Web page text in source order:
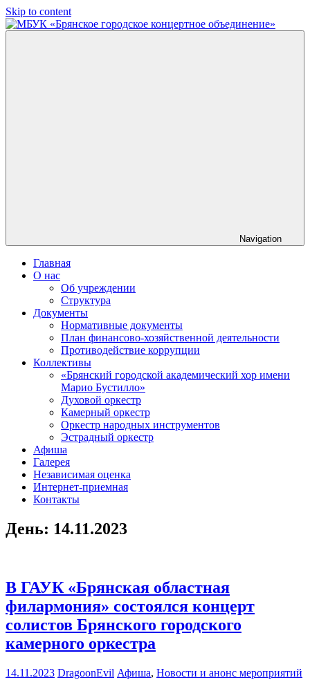
Skip to content
Navigation
Главная
О нас
Об учреждении
Структура
Документы
Нормативные документы
План финансово-хозяйственной деятельности
Противодействие коррупции
Коллективы
«Брянский городской академический хор имени
Марио Бустилло»
Духовой оркестр
Камерный оркестр
Оркестр народных инструментов
Эстрадный оркестр
Афиша
Галерея
Независимая оценка
Интернет-приемная
Контакты
День: 14.11.2023
В ГАУК «Брянская областная
филармония» состоялся концерт
солистов Брянского городского
камерного оркестра
14.11.2023 DragoonEvil Афиша, Новости и анонс мероприятий